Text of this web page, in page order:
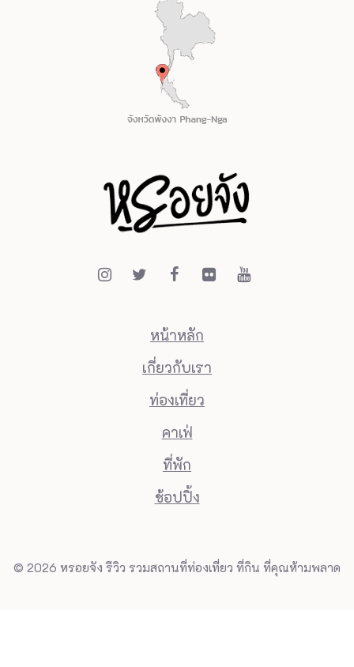
หน้าหลัก
เกี่ยวกับเรา
ท่องเที่ยว
คาเฟ่
ที่พัก
ช้อปปิ้ง
© 2026 หรอยจัง รีวิว รวมสถานที่ท่องเที่ยว ที่กิน ที่คุณห้ามพลาด